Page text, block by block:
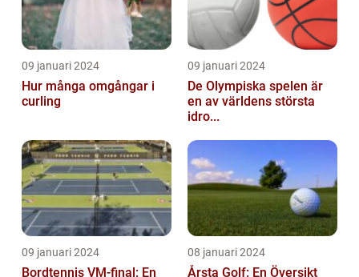
09 januari 2024
Hur många omgångar i
curling
09 januari 2024
De Olympiska spelen är
en av världens största
idro...
09 januari 2024
Bordtennis VM-final: En
08 januari 2024
Årsta Golf: En Översikt